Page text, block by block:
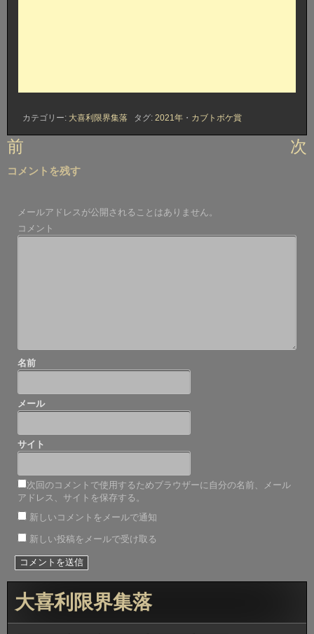
カテゴリー: 大喜利限界集落 タグ: 2021年 ・ カブトボケ賞
投
ナ
ゲ
ー
前 次
コメントを残す
メールアドレスが公開されることはありません。
コメント
名前
メール
サイト
次回のコメントで使用するためブラウザーに自分の名前、メール
アドレス、サイトを保存する。
新しいコメントをメールで通知
新しい投稿をメールで受け取る
大喜利限界集落